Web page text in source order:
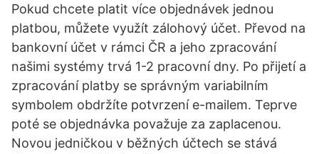
Pokud chcete platit více objednávek jednou
platbou, můžete využít zálohový účet. Převod na
bankovní účet v rámci ČR a jeho zpracování
našimi systémy trvá 1-2 pracovní dny. Po přijetí a
zpracování platby se správným variabilním
symbolem obdržíte potvrzení e-mailem. Teprve
poté se objednávka považuje za zaplacenou.
Novou jedničkou v běžných účtech se stává